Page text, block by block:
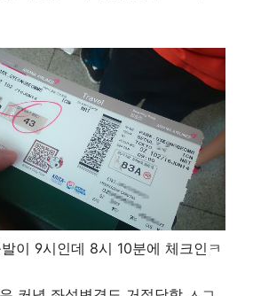
이 9시인데 8시 10분에 체크인ㅋ